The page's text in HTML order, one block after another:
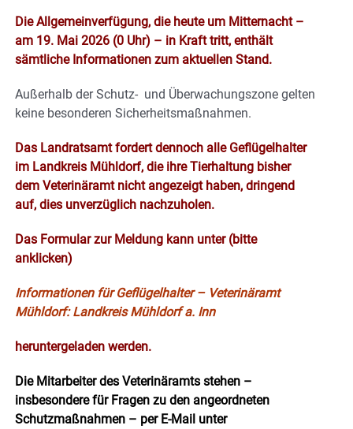
Die Allgemeinverfügung, die heute um Mitternacht –
am 19. Mai 2026 (0 Uhr) – in Kraft tritt, enthält
sämtliche Informationen zum aktuellen Stand.
Außerhalb der Schutz- und Überwachungszone gelten
keine besonderen Sicherheitsmaßnahmen.
Das Landratsamt fordert dennoch alle Geflügelhalter
im Landkreis Mühldorf, die ihre Tierhaltung bisher
dem Veterinäramt nicht angezeigt haben, dringend
auf, dies unverzüglich nachzuholen.
Das Formular zur Meldung kann unter (bitte
anklicken)
Informationen für Geflügelhalter – Veterinäramt
Mühldorf: Landkreis Mühldorf a. Inn
heruntergeladen werden.
Die Mitarbeiter des Veterinäramts stehen –
insbesondere für Fragen zu den angeordneten
Schutzmaßnahmen – per E-Mail unter